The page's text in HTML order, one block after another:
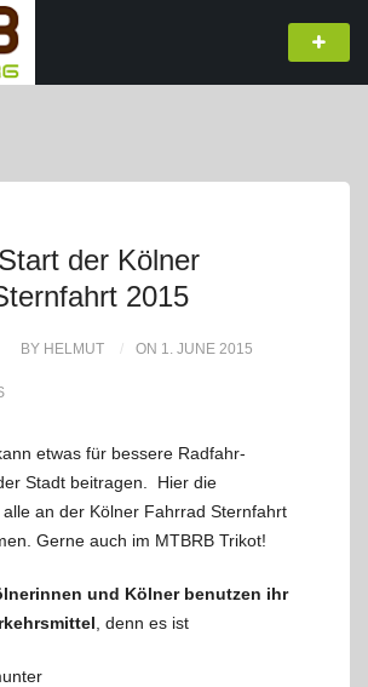
der Kölner
2015
BY HELMUT ON 1. JUNE 2015
etwas für bessere Radfahr-
Stadt beitragen. Hier die
an der Kölner Fahrrad Sternfahrt
Gerne auch im MTBRB Trikot!
und Kölner benutzen ihr
, denn es ist